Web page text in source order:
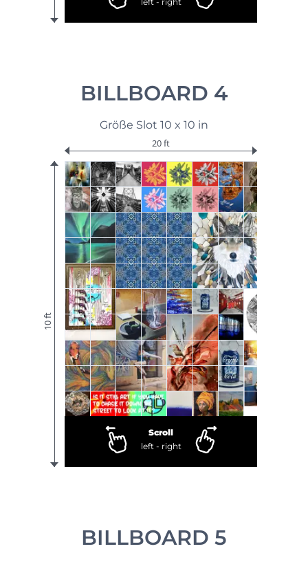
BILLBOARD 4
Größe Slot 10 x 10 in
10 ft
20 ft
Scroll
left - right
BILLBOARD 5